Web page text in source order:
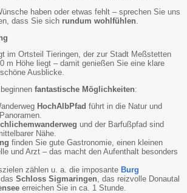
haben oder etwas fehlt – sprechen Sie uns
dass Sie sich rundum wohlfühlen
im Ortsteil Tieringen, der zur Stadt Meßstetten
m Höhe liegt – damit genießen Sie eine klare
Ausblicke.
fantastische Möglichkeiten:
HochAlbPfad führt in die Natur und
und der Barfußpfad sind
Nähe.
finden Sie gute Gastronomie, einen kleinen
und Arzt – das macht den Aufenthalt besonders
zählen u. a. die imposante Burg
, das Schloss Sigmaringen , das reizvolle Donautal
erreichen Sie in ca. 1 Stunde.